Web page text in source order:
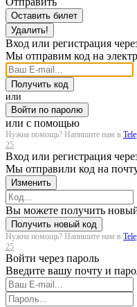
Оставить билет
Удалить!
Вход или регистрация
Мы отправим код на
Получить код
или
Войти по паролю
или с помощью
Нужна помощь? Напишите нам в
25
Вход или регистрация
Мы отправили код на
Изменить
Загрузка...
Вы можете получить
Получить новый код
Нужна помощь? Напишите нам в
25
Войти через пароль
Введите вашу почту и